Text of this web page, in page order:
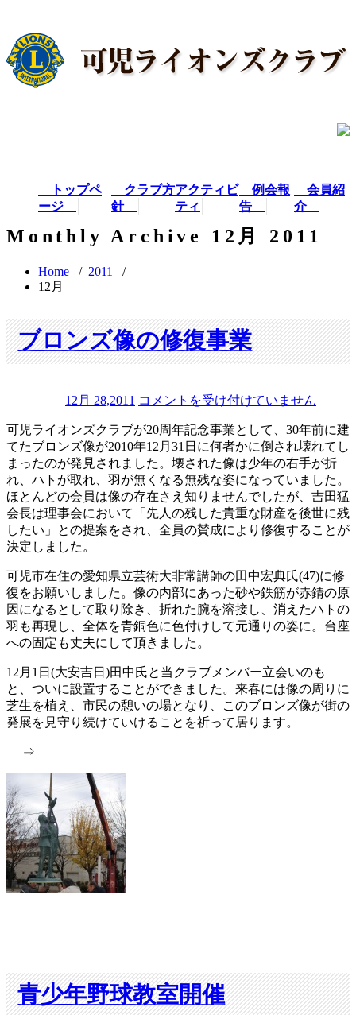
トップペ
ージ
クラブ方
針
アクティビ
ティ
例会報
告
会員紹
介
Monthly Archive 12月 2011
Home / 2011
/
12月
ブロンズ像の修復事業
12月 28,2011 ブ
ン
ズ
像
の
修
復
事
は
コメントを受け付けていません
可児ライオンズクラブが20周年記念事業として、30年前に建
てたブロンズ像が2010年12月31日に何者かに倒され壊れてし
まったのが発見されました。壊された像は少年の右手が折
れ、ハトが取れ、羽が無くなる無残な姿になっていました。
ほとんどの会員は像の存在さえ知りませんでしたが、吉田猛
会長は理事会において「先人の残した貴重な財産を後世に残
したい」との提案をされ、全員の賛成により修復することが
決定しました。
可児市在住の愛知県立芸術大非常講師の田中宏典氏(47)に修
復をお願いしました。像の内部にあった砂や鉄筋が赤錆の原
因になるとして取り除き、折れた腕を溶接し、消えたハトの
羽も再現し、全体を青銅色に色付けして元通りの姿に。台座
への固定も丈夫にして頂きました。
12月1日(大安吉日)田中氏と当クラブメンバー立会いのも
と、ついに設置することができました。来春には像の周りに
芝生を植え、市民の憩いの場となり、このブロンズ像が街の
発展を見守り続けていけることを祈って居ります。
⇒
青少年野球教室開催